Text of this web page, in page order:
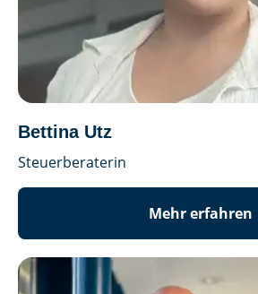
Bettina Utz
Steuerberaterin
Mehr erfahren